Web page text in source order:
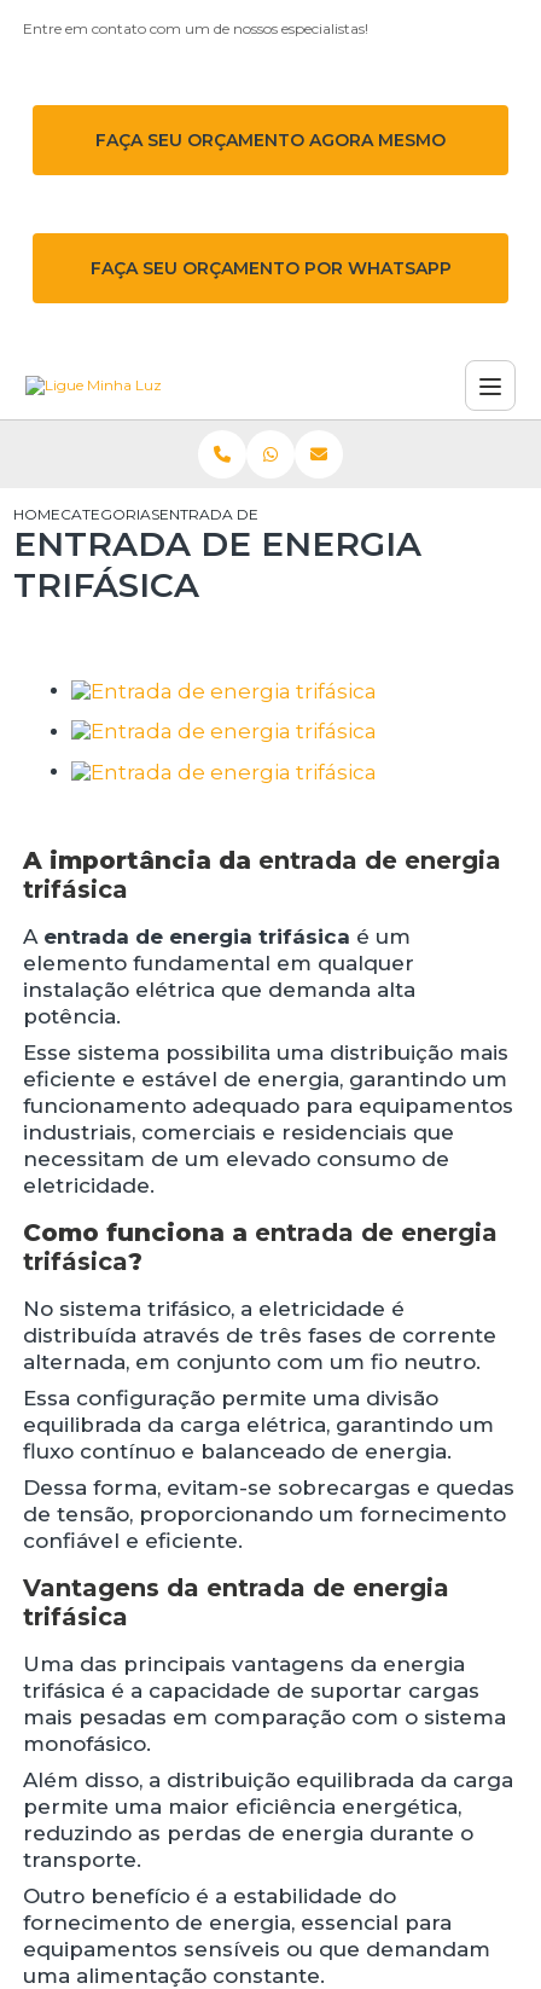
Entre em contato com um de nossos especialistas!
FAÇA SEU ORÇAMENTO AGORA MESMO
FAÇA SEU ORÇAMENTO POR WHATSAPP
HOMECATEGORIASENTRADA DE ENERGIA TRIFÁSICA
ENTRADA DE ENERGIA
TRIFÁSICA
A importância da entrada de energia
trifásica
A entrada de energia trifásica é um
elemento fundamental em qualquer
instalação elétrica que demanda alta
potência.
Esse sistema possibilita uma distribuição mais
eficiente e estável de energia, garantindo um
funcionamento adequado para equipamentos
industriais, comerciais e residenciais que
necessitam de um elevado consumo de
eletricidade.
Como funciona a entrada de energia
trifásica?
No sistema trifásico, a eletricidade é
distribuída através de três fases de corrente
alternada, em conjunto com um fio neutro.
Essa configuração permite uma divisão
equilibrada da carga elétrica, garantindo um
fluxo contínuo e balanceado de energia.
Dessa forma, evitam-se sobrecargas e quedas
de tensão, proporcionando um fornecimento
confiável e eficiente.
Vantagens da entrada de energia
trifásica
Uma das principais vantagens da energia
trifásica é a capacidade de suportar cargas
mais pesadas em comparação com o sistema
monofásico.
Além disso, a distribuição equilibrada da carga
permite uma maior eficiência energética,
reduzindo as perdas de energia durante o
transporte.
Outro benefício é a estabilidade do
fornecimento de energia, essencial para
equipamentos sensíveis ou que demandam
uma alimentação constante.